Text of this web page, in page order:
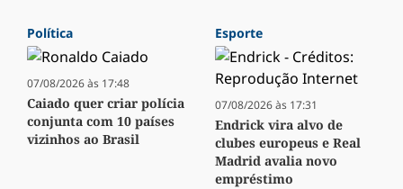
Política
07/08/2026 às 17:48
Caiado quer criar polícia
conjunta com 10 países
vizinhos ao Brasil
Esporte
07/08/2026 às 17:31
Endrick vira alvo de
clubes europeus e Real
Madrid avalia novo
empréstimo